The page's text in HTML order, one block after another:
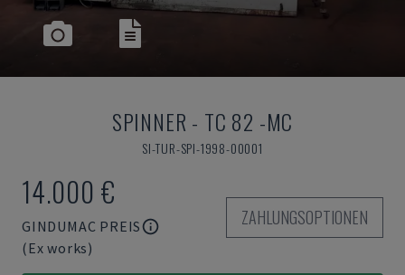
SPINNER - TC 82 -MC
SI-TUR-SPI-1998-00001
14.000 €
GINDUMAC PREIS
(Ex works)
ZAHLUNGSOPTIONEN